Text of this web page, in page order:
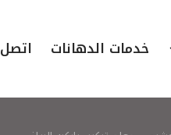
خدمات الدهانات اتصل